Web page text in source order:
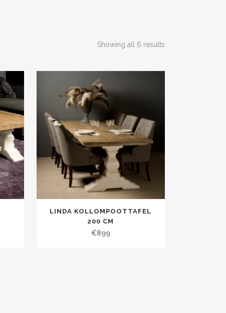
Showing all 6 results
LINDA KOLLOMPOOTTAFEL
200 CM
€899